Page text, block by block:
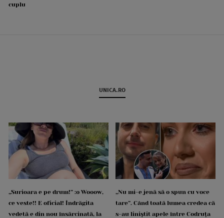
cuplu
UNICA.RO
„Surioara e pe drum!” :o Wooow,
ce veste!! E oficial! Îndrăgita
vedetă e din nou însărcinată, la
„Nu mi-e jenă să o spun cu voce
tare”. Când toată lumea credea că
s-au liniștit apele între Codruța